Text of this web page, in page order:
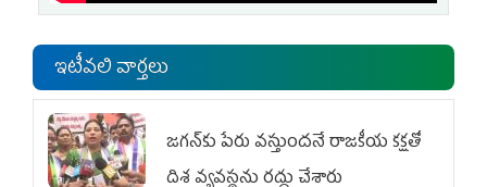
ఇటీవలి వార్తలు
జగన్‌కు పేరు వస్తుందనే రాజకీయ కక్షతో
దిశ వ్య‌వ‌స్థ‌ను రద్దు చేశారు